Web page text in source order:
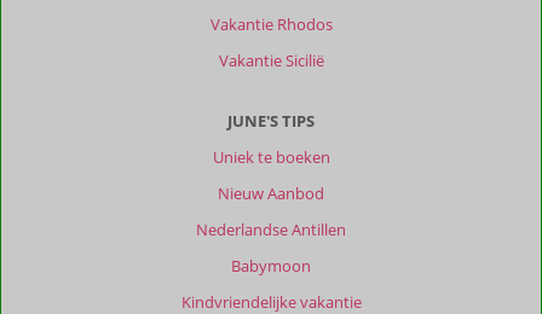
Vakantie Rhodos
Vakantie Sicilië
JUNE'S TIPS
Uniek te boeken
Nieuw Aanbod
Nederlandse Antillen
Babymoon
Kindvriendelijke vakantie